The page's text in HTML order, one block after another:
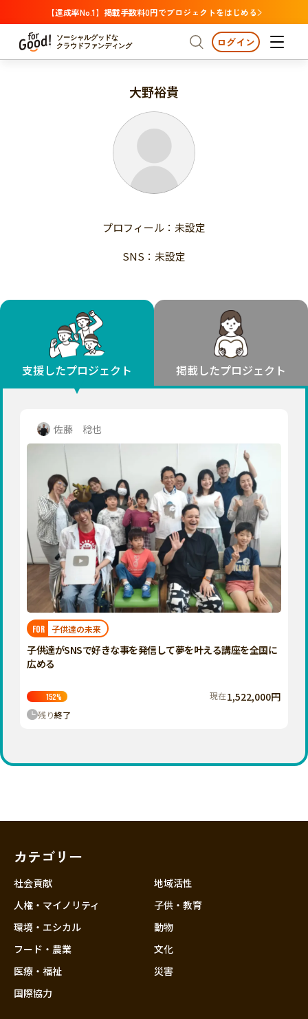
【達成率No.1】掲載手数料0円でプロジェクトをはじめる
ソーシャルグッドな
クラウドファンディング
プロジェクトからさがす 注目
支援金額が多い
支援人数が多い
終了日が近い
国際協力
子ども・教育
フード・農業
文化
環境・エシカル
人権・マイノリティ
社会貢献
地域からさがす 北海道・東北
北海道
関東
茨城
栃木
群馬
千葉
神奈川
石川
近畿
支援金額が多い
終了日が近い
カテゴリーからさがす
医療・福祉
子ども・教育
人権・マイノリティ
北海道 青森 岩手 宮城
秋田
福島
茨城 栃木 群馬
千葉
東京
神奈川
新潟 富山
長野
岐阜 静岡 愛知
滋賀 京都 大阪
兵庫
奈良
和歌山
中国
鳥取 島根 岡山 広島
四国
徳島 香川 愛媛 高知
九州・沖縄
福岡 佐賀 長崎
宮崎
鹿児島 沖縄
ログイン
大野裕貴
プロフィール：未設定
SNS：未設定
支援したプロジェクト 掲載したプロジェクト
佐藤 稔也
FOR 子供達の未来
子供達がSNSで好きな事を発信して夢を叶える講座を全国に
広める
152% 現在1,522,000円
残り終了
カテゴリー
社会貢献
人権・マイノリティ
環境・エシカル
フード・農業
医療・福祉
国際協力
地域活性
子供・教育
動物
文化
災害